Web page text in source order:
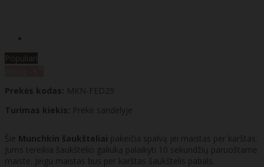
Populiari
Prekės kodas: MKN-FED29
Turimas kiekis: Prekė sandėlyje
Šie Munchkin šaukšteliai pakeičia spalvą jei maistas per karštas.
Jums tereikia šaukštelio galiuką palaikyti 10 sekundžių paruoštame
maiste. Jeigu maistas bus per karštas šaukštelis pabals.